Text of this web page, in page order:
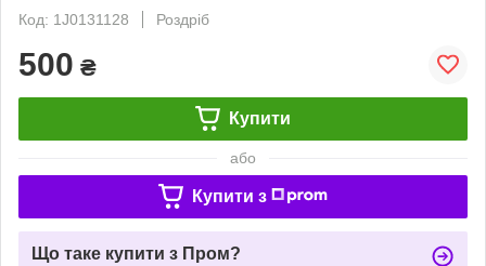
Код: 1J0131128
Роздріб
500 ₴
Купити
або
Купити з
Що таке купити з Пром?